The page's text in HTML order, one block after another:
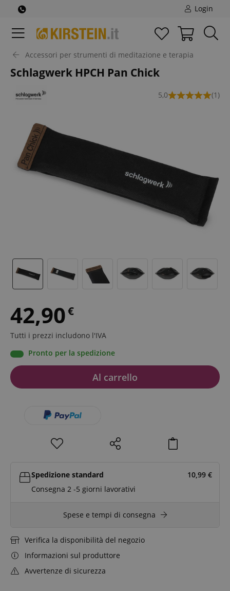
Login
Accessori per strumenti di meditazione e terapia
Schlagwerk HPCH Pan Chick
5,0 (1)
42,90€
Tutti i prezzi includono l'IVA
Pronto per la spedizione
Al carrello
Spedizione standard 10,99 €
Consegna 2 -5 giorni lavorativi
Spese e tempi di consegna
Verifica la disponibilità del negozio
Informazioni sul produttore
Avvertenze di sicurezza